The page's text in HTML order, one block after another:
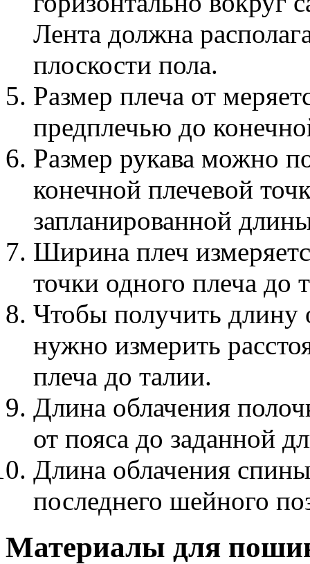
Лента должна
плоскости пола.
Размер плеча от
предплечью до
Размер рукава можно
конечной плечевой
запланированной
Ширина плеч
точки одного плеча до
Чтобы получить длину
нужно измерить
плеча до талии.
Длина облачения
от пояса до заданной
Длина облачения
последнего шейного
Материалы для